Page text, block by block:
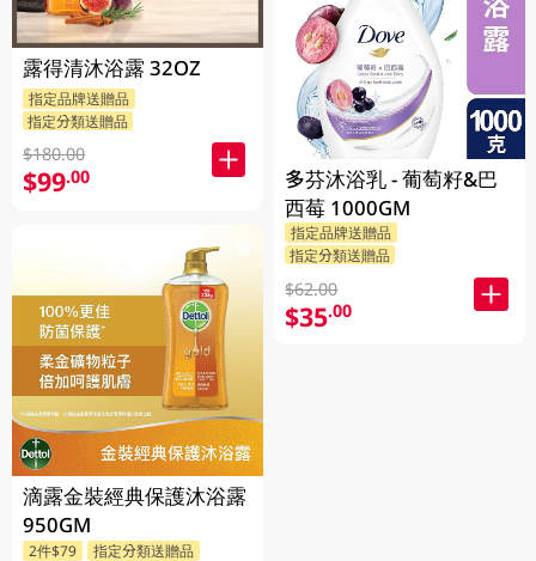
露得清沐浴露 32OZ
指定品牌送贈品
指定分類送贈品
$180.00
$99.00
滴露金裝經典保護沐浴露
950GM
2件$79 指定分類送贈品
多芬沐浴乳 - 葡萄籽&巴
西莓 1000GM
指定品牌送贈品
指定分類送贈品
$62.00
$35.00